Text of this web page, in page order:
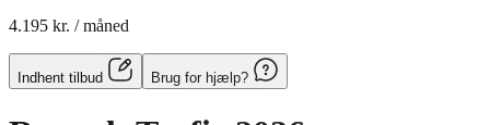
4.195 kr. / måned
Indhent tilbud Brug for hjælp?